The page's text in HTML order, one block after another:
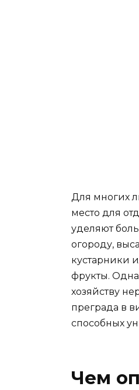
Для многих
место для
уделяют
огороду,
кустарники
фрукты.
хозяйству
преграда в
способных
Чем